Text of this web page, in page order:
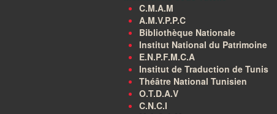
C.M.A.M
A.M.V.P.P.C
Bibliothèque Nationale
Institut National du Patrimoine
E.N.P.F.M.C.A
Institut de Traduction de Tunis
Théâtre National Tunisien
O.T.D.A.V
C.N.C.I